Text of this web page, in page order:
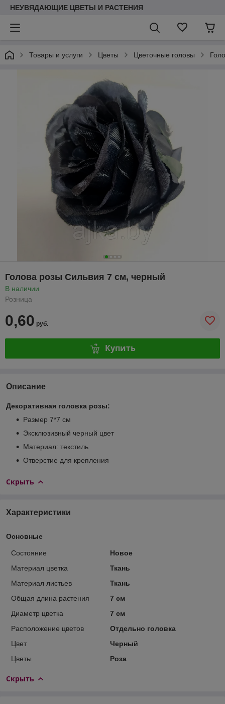
НЕУВЯДАЮЩИЕ ЦВЕТЫ И РАСТЕНИЯ
Товары и услуги Цветы Цветочные головы
Голова розы Сильвия 7 см, черный
В наличии
Розница
0,60 руб.
Купить
Описание
Декоративная головка розы:
Размер 7*7 см
Эксклюзивный черный цвет
Материал: текстиль
Отверстие для крепления
Скрыть
Характеристики
Основные
Состояние
Новое
Материал цветка
Ткань
Материал листьев
Ткань
Общая длина растения
7 см
Диаметр цветка
7 см
Расположение цветов
Отдельно головка
Цвет
Черный
Цветы
Роза
Скрыть